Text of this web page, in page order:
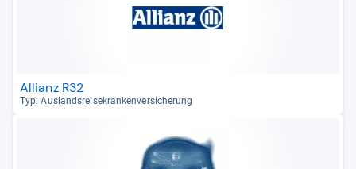
Allianz R32
Typ: Aus­lands­rei­se­kran­ken­ver­si­che­rung